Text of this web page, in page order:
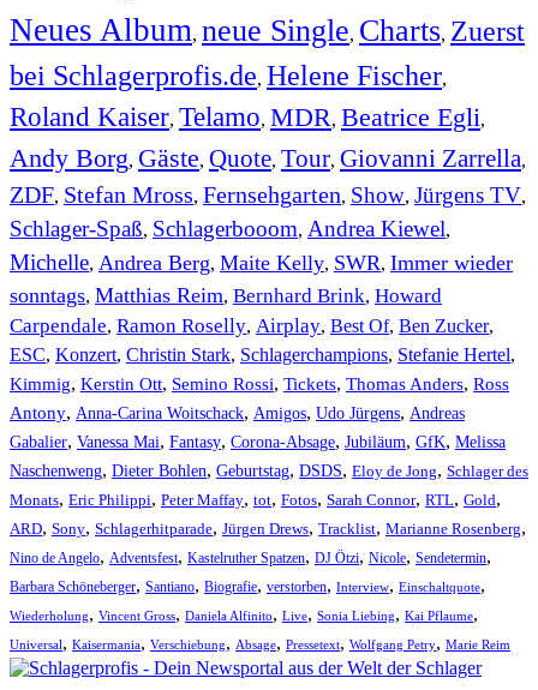
Neues Album, neue Single, Charts, Zuerst
bei Schlagerprofis.de, Helene Fischer,
Roland Kaiser, Telamo, MDR, Beatrice Egli,
Andy Borg, Gäste, Quote, Tour, Giovanni Zarrella,
ZDF, Stefan Mross, Fernsehgarten, Show, Jürgens TV,
Schlager-Spaß, Schlagerbooom, Andrea Kiewel,
Michelle, Andrea Berg, Maite Kelly, SWR, Immer wieder
sonntags, Matthias Reim, Bernhard Brink, Howard
Carpendale, Ramon Roselly, Airplay, Best Of, Ben Zucker,
ESC, Konzert, Christin Stark, Schlagerchampions, Stefanie Hertel,
Kimmig, Kerstin Ott, Semino Rossi, Tickets, Thomas Anders, Ross
Antony, Anna-Carina Woitschack, Amigos, Udo Jürgens, Andreas
Gabalier, Vanessa Mai, Fantasy, Corona-Absage, Jubiläum, GfK, Melissa
Naschenweng, Dieter Bohlen, Geburtstag, DSDS, Eloy de Jong, Schlager des
Monats, Eric Philippi, Peter Maffay, tot, Fotos, Sarah Connor, RTL, Gold,
ARD, Sony, Schlagerhitparade, Jürgen Drews, Tracklist, Marianne Rosenberg,
Nino de Angelo, Adventsfest, Kastelruther Spatzen, DJ Ötzi, Nicole, Sendetermin,
Barbara Schöneberger, Santiano, Biografie, verstorben, Interview, Einschaltquote,
Wiederholung, Vincent Gross, Daniela Alfinito, Live, Sonia Liebing, Kai Pflaume,
Universal, Kaisermania, Verschiebung, Absage, Pressetext, Wolfgang Petry, Marie Reim